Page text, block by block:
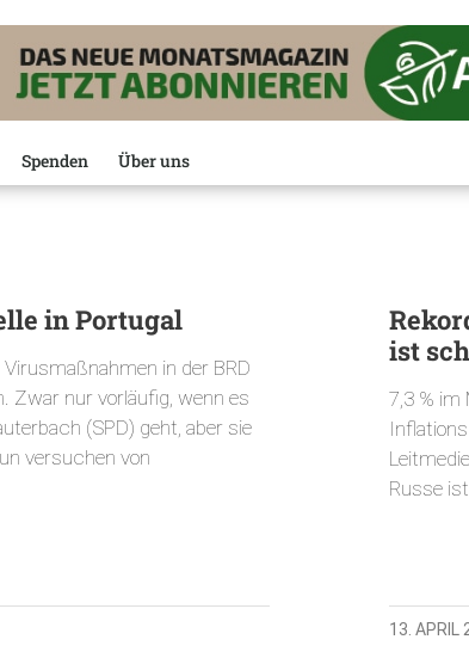
Spenden Über uns
in Portugal
in der BRD
Zwar nur vorläufig, wenn es
(SPD) geht, aber sie
versuchen von
ist
7,3 % im
Russe
13. APRIL